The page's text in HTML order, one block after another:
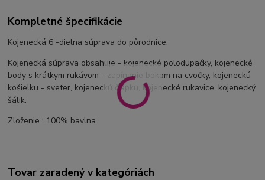
Kompletné špecifikácie
Kojenecká 6 -dielna súprava do pôrodnice.
Kojenecká súprava obsahuje - kojenecké polodupačky, kojenecké
body s krátkym rukávom - zapínanie bokom na cvočky, kojeneckú
košielku - sveter, kojeneckú čiapku, kojenecké rukavice, kojenecký
šálik.
Zloženie : 100% bavlna.
Tovar zaradený v kategóriách